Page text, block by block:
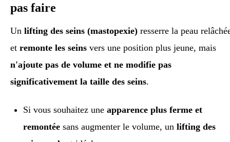
pas faire
Un lifting des seins (mastopexie) resserre la peau
et remonte les seins vers une position plus jeune, mais
n'ajoute pas de volume et ne modifie pas
significativement la taille des seins.
Si vous souhaitez uneapparence plus ferme et
remontée sans augmenter le volume, unlifting des